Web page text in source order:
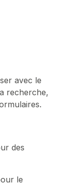
avec le
recherche,
des
le